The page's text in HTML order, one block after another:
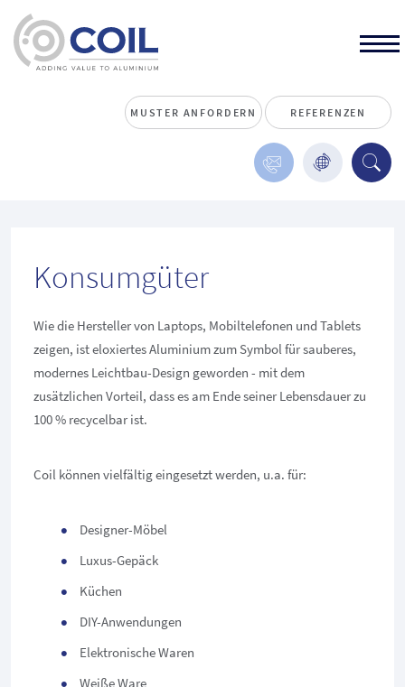
MUSTER ANFORDERN REFERENZEN
Konsumgüter
Wie die Hersteller von Laptops, Mobiltelefonen und Tablets
zeigen, ist eloxiertes Aluminium zum Symbol für sauberes,
modernes Leichtbau-Design geworden - mit dem
zusätzlichen Vorteil, dass es am Ende seiner Lebensdauer zu
100 % recycelbar ist.
Coil können vielfältig eingesetzt werden, u.a. für:
Designer-Möbel
Luxus-Gepäck
Küchen
DIY-Anwendungen
Elektronische Waren
Weiße Ware